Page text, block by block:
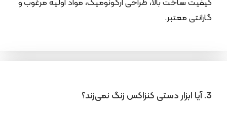
کیفیت ساخت بالا، طراحی ارگونومیک، مواد اولیه مرغوب و
گارانتی معتبر.
3. آیا ابزار دستی کنزاکس زنگ نمی‌زند؟